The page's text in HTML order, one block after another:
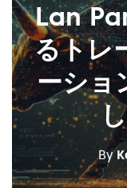
Lan
るトレ
ーショ
By